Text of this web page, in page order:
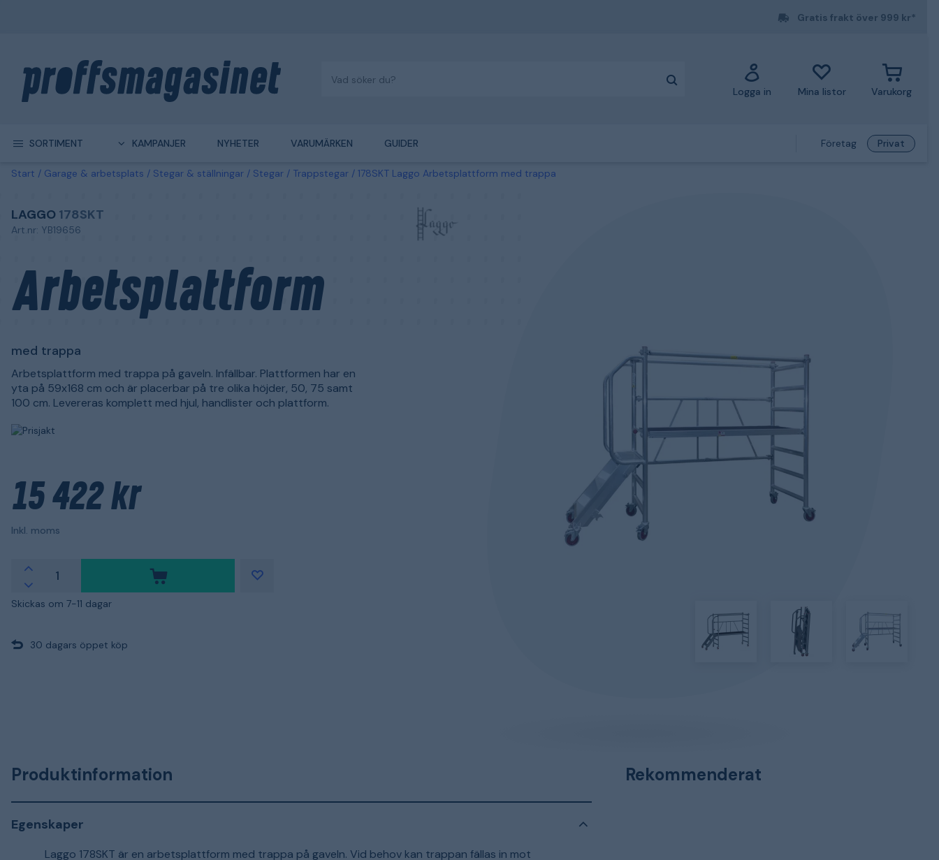
Gratis frakt över 999 kr*
Logga in Mina listor Varukorg
SORTIMENT KAMPANJER NYHETER VARUMÄRKEN GUIDER Företag Privat
Start Garage & arbetsplats Stegar & ställningar Stegar Trappstegar 178SKT Laggo Arbetsplattform med trappa
LAGGO 178SKT
Art.nr: YB19656
Arbetsplattform
med trappa
Arbetsplattform med trappa på gaveln. Infällbar. Plattformen har en
yta på 59x168 cm och är placerbar på tre olika höjder, 50, 75 samt
100 cm. Levereras komplett med hjul, handlister och plattform.
15 422 kr
Inkl. moms
Skickas om 7-11 dagar
30 dagars öppet köp
Produktinformation
Egenskaper
Laggo 178SKT är en arbetsplattform med trappa på gaveln. Vid behov kan trappan fällas in mot
Rekommenderat